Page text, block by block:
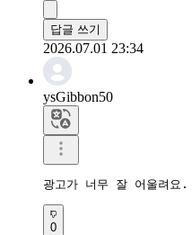
답글 쓰기
2026.07.01 23:34
ysGibbon50
광고가 너무 잘 어울려요
0